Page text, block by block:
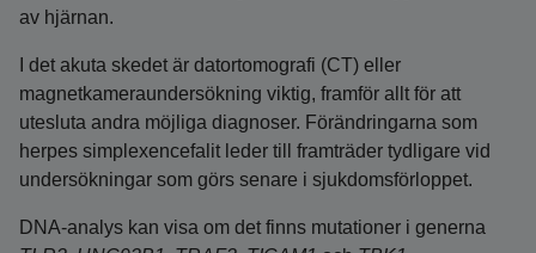
av hjärnan.
I det akuta skedet är datortomografi (CT) eller
magnetkameraundersökning viktig, framför allt för att
utesluta andra möjliga diagnoser. Förändringarna som
herpes simplexencefalit leder till framträder tydligare vid
undersökningar som görs senare i sjukdomsförloppet.
DNA-analys kan visa om det finns mutationer i generna